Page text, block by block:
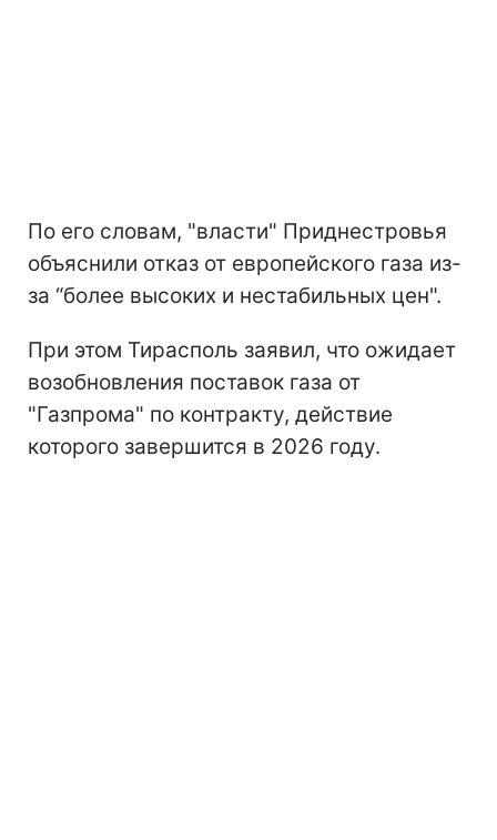
По его словам, "власти" Приднестровья
объяснили отказ от европейского газа из-
за “более высоких и нестабильных цен".
При этом Тирасполь заявил, что ожидает
возобновления поставок газа от
"Газпрома" по контракту, действие
которого завершится в 2026 году.